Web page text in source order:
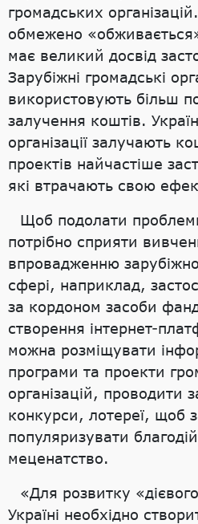
громадських
обмежено
має великий досвід
Зарубіжні громадські
використовують більш
залучення коштів.
організації залучають
проектів найчастіше
які втрачають свою
Щоб подолати
потрібно сприяти
впровадженню
сфері, наприклад,
за кордоном засоби
створення інтернет-
можна розміщувати
програми та проекти
організацій, проводити
конкурси, лотереї, щоб
популяризувати
меценатство.
«Для розвитку
Україні необхідно